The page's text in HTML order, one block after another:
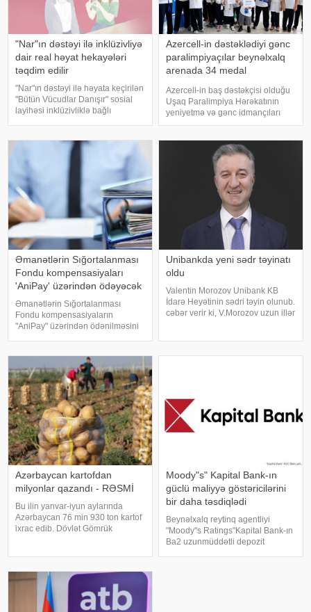
"Nar"ın dəstəyi ilə inklüzivliyə
dair real həyat hekayələri
təqdim edilir
"Nar"ın dəstəyi ilə həyata keçirilən
"Bütün Vücudlar Danışır" sosial
layihəsi inklüzivliklə bağlı
Azerbaijan" tərəfindən icra oluna
Azercell-in dəstəklədiyi gənc
paralimpiyaçılar beynəlxalq
arenada 34 medal
Azercell-in baş dəstəkçisi olduğu
Uşaq Paralimpiya Hərəkatının
yeniyetmə və gənc idmançıları
2026-cı ilin ilk yarısında
çıxışlarını davam etdiriblər. xəbər
verir ki, bu dövrdə gənc
paralimpiyaçıla
Əmanətlərin Sığortalanması
Fondu kompensasiyaları
'AniPay' üzərindən ödəyəcək
Əmanətlərin Sığortalanması
Fondu kompensasiyaların
"AniPay" üzərindən ödənilməsini
departamentinin direktoru Azər
Əmirov Milli Mətbua
Unibankda yeni sədr təyinatı
oldu
Valentin Morozov Unibank KB
İdarə Heyətinin sədri təyin olunub.
cəbər verir ki, V.Morozov uzun illər
təcrübəyə malikdir. O, təhsilini
Azərbaycan kartofdan
milyonlar qazandı - RƏSMİ
Bu ilin yanvar-iyun aylarında
Azərbaycan 76 min 930 ton kartof
ixrac edib. Dövlət Gömrük
Bu, ötən ilin eyni dövrü ilə
müqayisəd
Moody"s" Kapital Bank-ın
güclü maliyyə göstəricilərini
bir daha təsdiqlədi
Beynəlxalq reytinq agentliyi
"Moody"s Ratings"Kapital Bank-ın
Ba2 uzunmüddətli depozit